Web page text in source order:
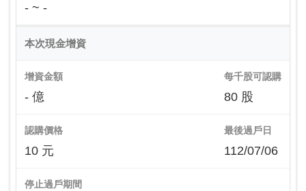
- ~ -
本次現金增資
增資金額
- 億
每千股可認購
80 股
認購價格
10 元
最後過戶日
112/07/06
停止過戶期間